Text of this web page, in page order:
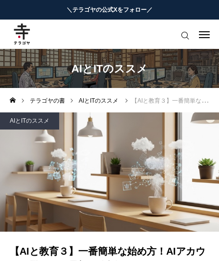
＼テラゴヤの公式Xをフォロー／
AIとITのススメ
テラゴヤの書 AIとITのススメ 【AIと教育３】一番簡単な始め方！AIアカウント登録から最初の会話まで
AIとITのススメ
【AIと教育３】一番簡単な始め方！AIアカウ
はじめての方へ
教育ニュースまとめ
ヨミモノ・特集
マナビ・学習攻略
お役立ちリンク集
テラゴヤ週報
知能工作研究所
はじめての方へ 運営会社